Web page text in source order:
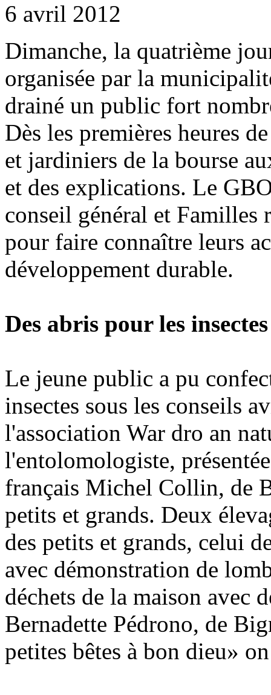
6 avril 2012
Dimanche, la quatrième
organisée par la
drainé un public fort
Dès les premières heures
et jardiniers de la bourse
et des explications. Le
conseil général et Familles
pour faire connaître leurs
développement durable.
Des abris pour les insectes
Le jeune public a pu
insectes sous les conseils
l'association War dro an
l'entolomologiste,
français Michel Collin, de
petits et grands. Deux
des petits et grands, celui
avec démonstration de
déchets de la maison avec
Bernadette Pédrono, de
petites bêtes à bon dieu»